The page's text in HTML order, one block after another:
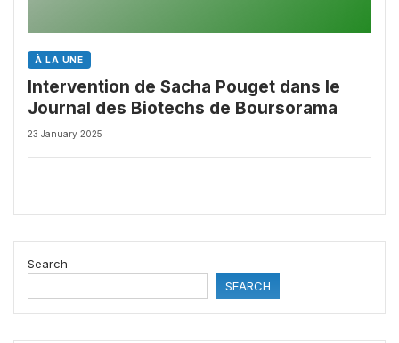
À LA UNE
Intervention de Sacha Pouget dans le
Journal des Biotechs de Boursorama
23 January 2025
Search
SEARCH